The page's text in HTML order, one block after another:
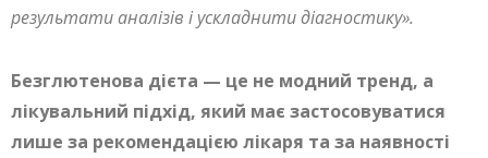
результати аналізів і ускладнити діагностику».
Безглютенова дієта — це не модний тренд, а
лікувальний підхід, який має застосовуватися
лише за рекомендацією лікаря та за наявності